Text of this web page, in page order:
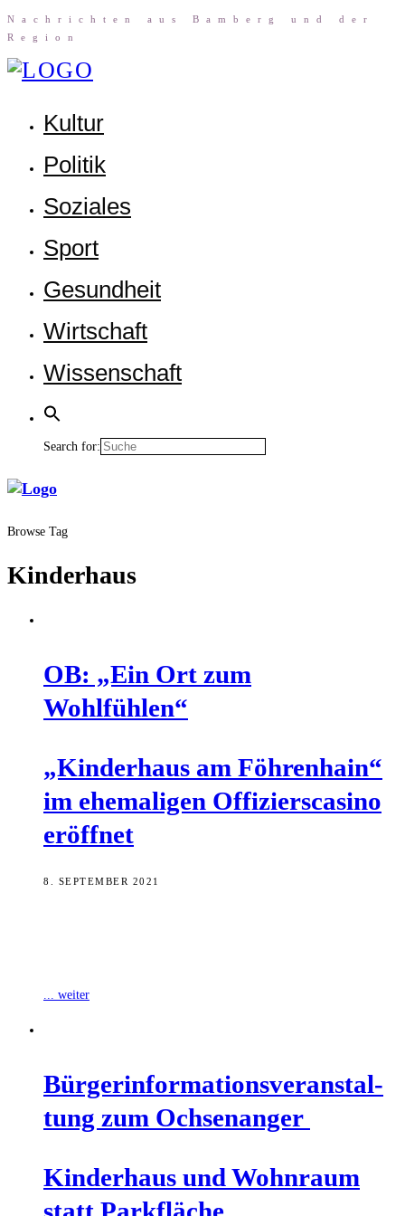
Nach­rich­ten aus Bam­berg und der
Region
Kul­tur
Poli­tik
Sozia­les
Sport
Gesund­heit
Wirt­schaft
Wis­sen­schaft
Search for:
Browse Tag
Kinderhaus
OB: „Ein Ort zum
Wohlfühlen“
„Kin­der­haus am Föh­ren­hain“
im ehe­ma­li­gen Offi­ziers­ca­si­no
eröffnet
8. SEPTEMBER 2021
... weiter
Bür­ger­infor­ma­ti­ons­ver­an­stal­
tung zum Ochsenanger
Kin­der­haus und Wohn­raum